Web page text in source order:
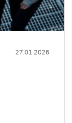
27.01.2026